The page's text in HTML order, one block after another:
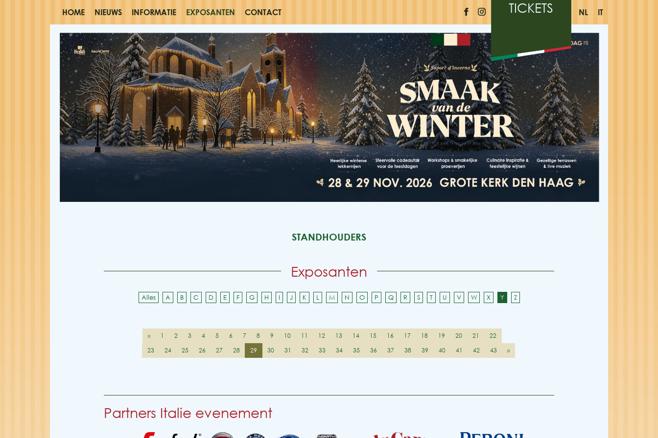
HOME NIEUWS INFORMATIE EXPOSANTEN CONTACT NL IT
TICKETS
STANDHOUDERS
Exposanten
Alles A B C D E F G H I J K L M N O P Q R S T U V W X Y Z
« 1 2 3 4 5 6 7 8 9 10 11 12 13 14 15 16 17 18 19 20 21
22
23
24 25 26 27 28 29 30 31 32 33 34 35 36 37 38 39 40 41 42 43 »
Partners Italie evenement